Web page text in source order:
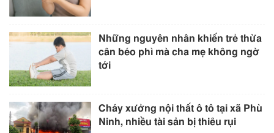
Những nguyên nhân khiến trẻ thừa
cân béo phì mà cha mẹ không ngờ
tới
Cháy xưởng nội thất ô tô tại xã Phù
Ninh, nhiều tài sản bị thiêu rụi